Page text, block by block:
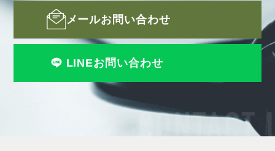
CONTACT
メールお問い合わせ
LINEお問い合わせ